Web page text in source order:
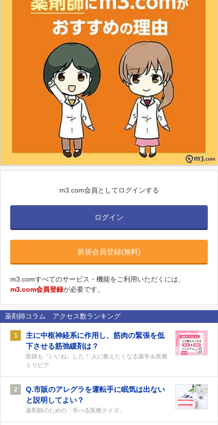
m3.com会員としてログインする
ログイン
新規会員登録(無料)
m3.comすべてのサービス・機能をご利用いただくには、
m3.com会員登録が必要です。
薬剤師コラム アクセス数ランキング
1
主に中枢神経系に作用し、筋肉の緊張を低
下させる筋弛緩剤は？
医師も「いいね」した！ 人に教えたくなる薬学＆医療
トリビア
2
Q.市販のアレグラを運転手に眠気は出ない
と説明してよい？
薬剤師のための「学べる医療クイズ」